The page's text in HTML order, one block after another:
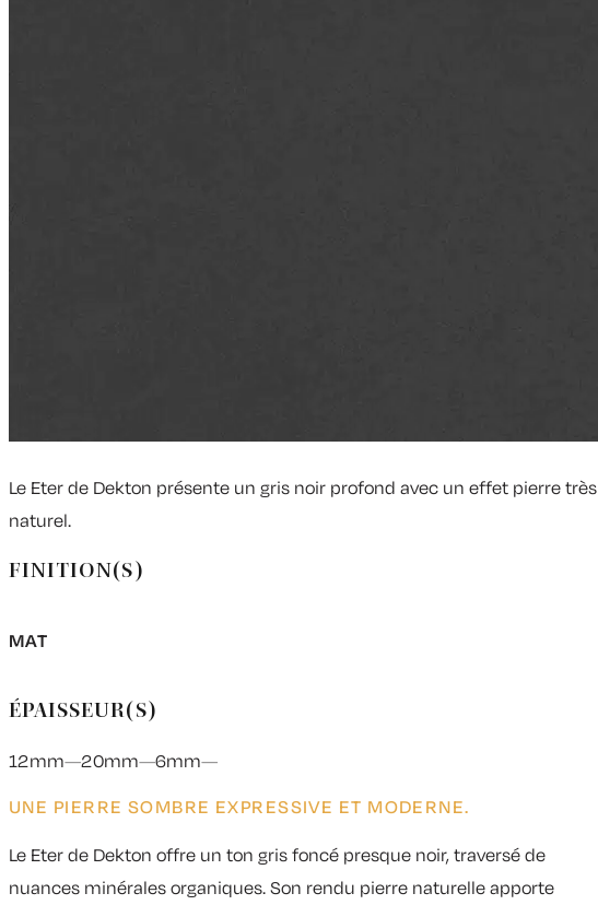
Le Eter de Dekton présente un gris noir profond avec un effet pierre très
naturel.
FINITION(S)
MAT
ÉPAISSEUR(S)
12mm 20mm
6mm
UNE PIERRE SOMBRE EXPRESSIVE ET MODERNE.
Le Eter de Dekton offre un ton gris foncé presque noir, traversé de
nuances minérales organiques. Son rendu pierre naturelle apporte